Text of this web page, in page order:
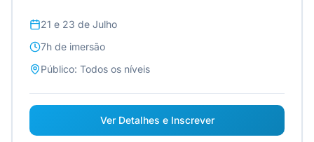
21 e 23 de Julho
7h de imersão
Público: Todos os níveis
Ver Detalhes e Inscrever